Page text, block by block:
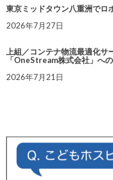
東京ミッドタウン八重洲でロ
2026年7月27日
上組／コンテナ物流最適化サ
「OneStream株式会社」へ
2026年7月21日